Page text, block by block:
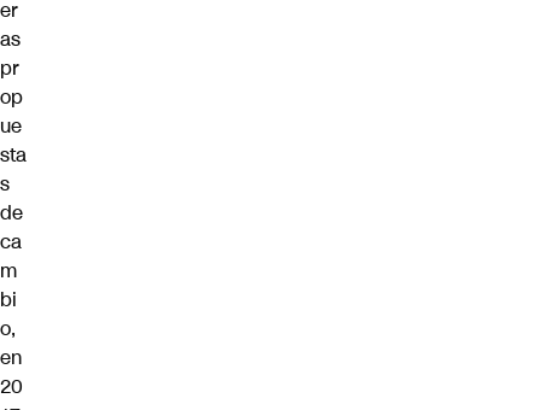
er
as
pr
op
ue
sta
s
de
ca
m
bi
o,
en
20